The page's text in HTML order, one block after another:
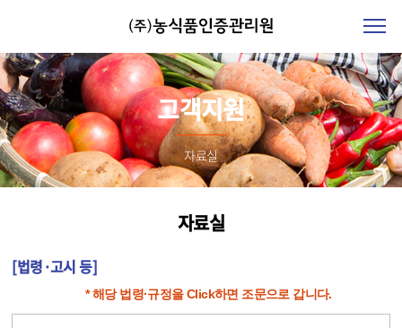
고객지원
자료실
자료실
[법령·고시 등]
* 해당 법령·규정을 Click하면 조문으로 갑니다.